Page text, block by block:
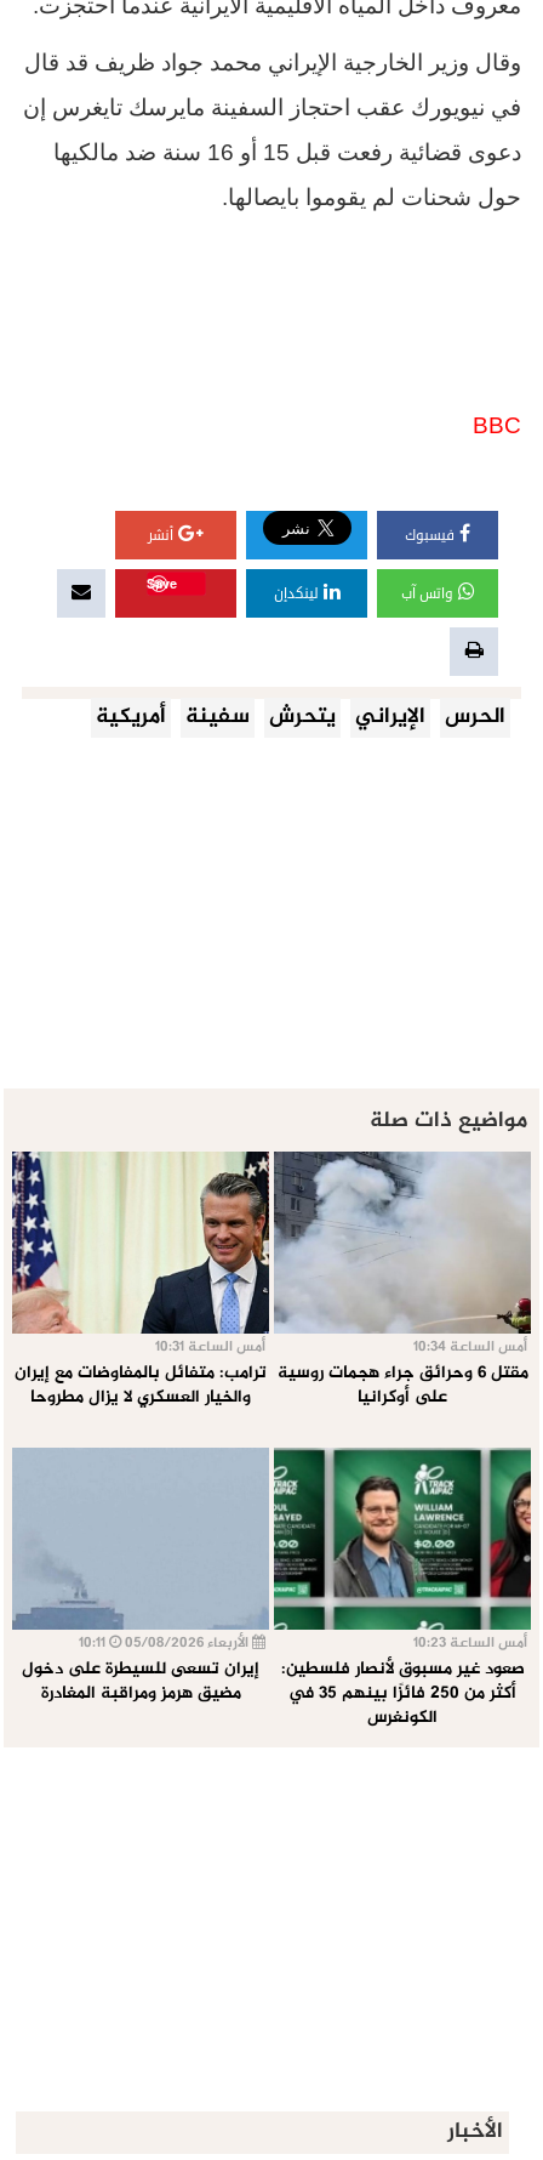
معروف داخل المياه الاقليمية الايرانية عندما احتجزت.
وقال وزير الخارجية الإيراني محمد جواد ظريف قد قال
في نيويورك عقب احتجاز السفينة مايرسك تايغرس إن
دعوى قضائية رفعت قبل 15 أو 16 سنة ضد مالكيها
حول شحنات لم يقوموا بايصالها.
BBC
فيسبوك أنشر
واتس آب لينكدإن
Save
الحرس الإيراني يتحرش سفينة أمريكية
مواضيع ذات صلة
أمس الساعة 10:34
مقتل 6 وحرائق جراء هجمات روسية
على أوكرانيا
أمس الساعة 10:31
ترامب: متفائل بالمفاوضات مع إيران
والخيار العسكري لا يزال مطروحا
أمس الساعة 10:23
صعود غير مسبوق لأنصار فلسطين:
أكثر من 250 فائزًا بينهم 35 في
الكونغرس
الأربعاء 05/08/2026
إيران تسعى للسيطرة على دخول
مضيق هرمز ومراقبة المغادرة
الأخبار